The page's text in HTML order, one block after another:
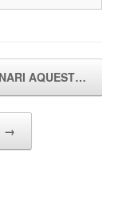
AQUEST…
→